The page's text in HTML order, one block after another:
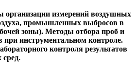
организации измерений воздушных
промышленных выбросов в
зоны). Методы отбора проб и
при инструментальном контроле.
контроля результатов